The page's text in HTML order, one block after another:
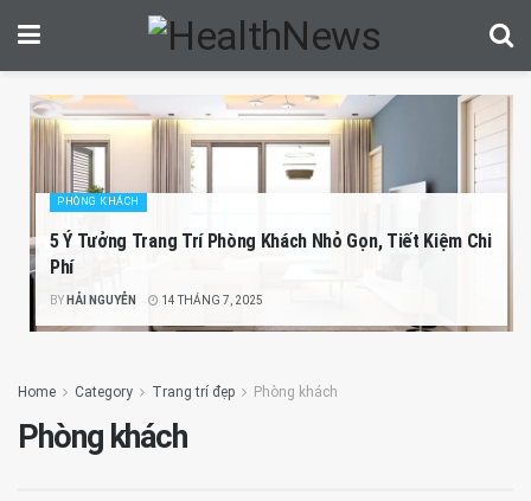
PHÒNG KHÁCH
5 Ý Tưởng Trang Trí Phòng Khách Nhỏ Gọn, Tiết Kiệm Chi
Phí
BY HẢI NGUYỄN 14 THÁNG 7, 2025
Home Category Trang trí đẹp Phòng khách
Phòng khách